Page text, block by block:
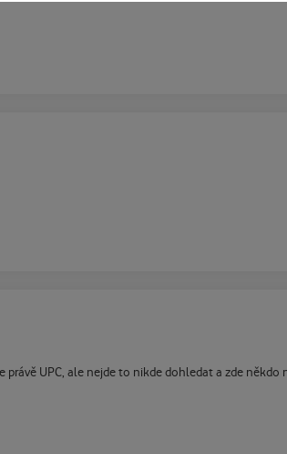
UPC, ale nejde to nikde dohledat a zde někdo